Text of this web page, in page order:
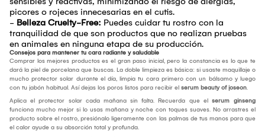
picores o rojeces innecesarias en el cutis.
- Belleza Cruelty-Free: Puedes cuidar tu rostro con la
tranquilidad de que son productos que no realizan pruebas
en animales en ninguna etapa de su producción.
Consejos para mantener tu cara radiante y saludable
Comprar los mejores productos es el gran paso inicial, pero la constancia es lo que te
dará la piel de porcelana que buscas. La doble limpieza es básica: si usaste maquillaje o
mucho protector solar durante el día, limpia tu cara primero con un bálsamo y luego
con tu jabón habitual. Así dejas los poros listos para recibir el serum beauty of joseon.
Aplica el protector solar cada mañana sin falta. Recuerda que el serum ginseng
funciona mucho mejor si lo usas mañana y noche con toques suaves. No arrastres el
producto sobre el rostro, presiónalo ligeramente con las palmas de tus manos para que
el calor ayude a su absorción total y profunda.